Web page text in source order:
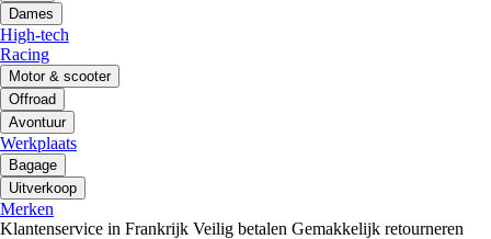
Dames
High-tech
Racing
Motor & scooter
Offroad
Avontuur
Werkplaats
Bagage
Uitverkoop
Merken
Klantenservice in Frankrijk Veilig betalen Gemakkelijk retourneren